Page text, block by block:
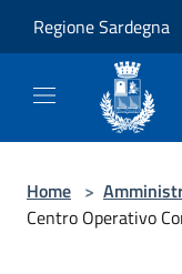
Regione Sardegna
Home >
Centro Operativo